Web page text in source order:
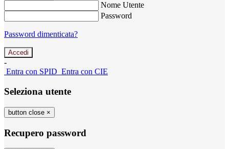
Nome Utente
Password
Password dimenticata?
-
Entra con SPID Entra con CIE
Seleziona utente
button close ×
Recupero password